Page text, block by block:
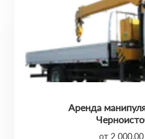
Аренда
от 2